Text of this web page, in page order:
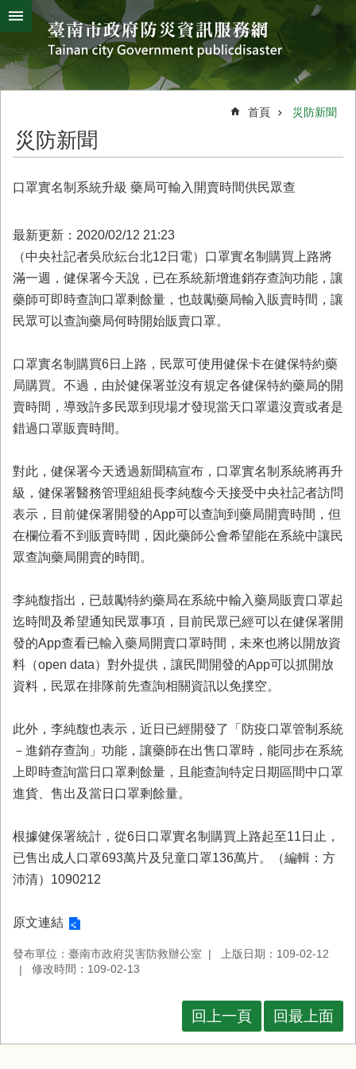
跳到主要內容區塊
搜
尋
進
階
搜
熱
字
颱
風
災
害
救
室
簡
介
災
防
新
業
務
專
區
民
服
務
網
站
覽
回
首
頁
市
首
頁
首頁 災防新聞
災防新聞
口罩實名制系統升級 藥局可輸入開賣時間供民眾查
最新更新：2020/02/12 21:23
（中央社記者吳欣紜台北12日電）口罩實名制購買上路將
滿一週，健保署今天說，已在系統新增進銷存查詢功能，讓
藥師可即時查詢口罩剩餘量，也鼓勵藥局輸入販賣時間，讓
民眾可以查詢藥局何時開始販賣口罩。
口罩實名制購買6日上路，民眾可使用健保卡在健保特約藥
局購買。不過，由於健保署並沒有規定各健保特約藥局的開
賣時間，導致許多民眾到現場才發現當天口罩還沒賣或者是
錯過口罩販賣時間。
對此，健保署今天透過新聞稿宣布，口罩實名制系統將再升
級，健保署醫務管理組組長李純馥今天接受中央社記者訪問
表示，目前健保署開發的App可以查詢到藥局開賣時間，但
在欄位看不到販賣時間，因此藥師公會希望能在系統中讓民
眾查詢藥局開賣的時間。
李純馥指出，已鼓勵特約藥局在系統中輸入藥局販賣口罩起
迄時間及希望通知民眾事項，目前民眾已經可以在健保署開
發的App查看已輸入藥局開賣口罩時間，未來也將以開放資
料（open data）對外提供，讓民間開發的App可以抓開放
資料，民眾在排隊前先查詢相關資訊以免撲空。
此外，李純馥也表示，近日已經開發了「防疫口罩管制系統
－進銷存查詢」功能，讓藥師在出售口罩時，能同步在系統
上即時查詢當日口罩剩餘量，且能查詢特定日期區間中口罩
進貨、售出及當日口罩剩餘量。
根據健保署統計，從6日口罩實名制購買上路起至11日止，
已售出成人口罩693萬片及兒童口罩136萬片。（編輯：方
沛清）1090212
原文連結
發布單位：臺南市政府災害防救辦公室
上版日期：109-02-12
修改時間：109-02-13
回上一頁 回最上面